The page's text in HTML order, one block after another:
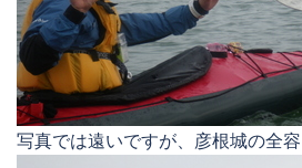
写真では遠いですが、彦根城の全容